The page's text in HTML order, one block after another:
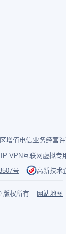
增值电信业务经营
IP-VPN互联网虚拟专
号 高新技术
版权所有 网站地图